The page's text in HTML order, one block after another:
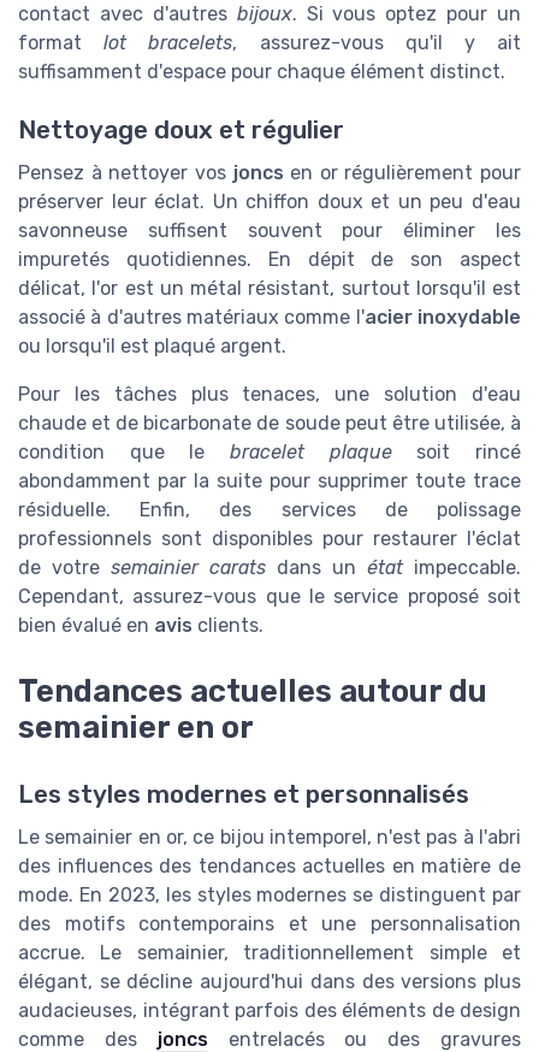
contact avec d'autres bijoux. Si vous optez pour un
formatlot bracelets, assurez-vous qu'il y ait
suffisamment d'espace pour chaque élément distinct.
Nettoyage doux et régulier
Pensez à nettoyer vos joncs en or régulièrement pour
préserver leur éclat. Un chiffon doux et un peu d'eau
savonneuse suffisent souvent pour éliminer les
impuretés quotidiennes. En dépit de son aspect
délicat, l'or est un métal résistant, surtout lorsqu'il est
associé à d'autres matériaux comme l'acier inoxydable
ou lorsqu'il est plaqué argent.
Pour les tâches plus tenaces, une solution d'eau
chaude et de bicarbonate de soude peut être utilisée, à
condition que le bracelet plaquesoit rincé
abondamment par la suite pour supprimer toute trace
résiduelle. Enfin, des services de polissage
professionnels sont disponibles pour restaurer l'éclat
de votre semainier carats dans un étatimpeccable.
Cependant, assurez-vous que le service proposé soit
bien évalué en avis clients.
Tendances actuelles autour du
semainier en or
Les styles modernes et personnalisés
Le semainier en or, ce bijou intemporel, n'est pas à l'abri
des influences des tendances actuelles en matière de
mode. En 2023, les styles modernes se distinguent par
des motifs contemporains et une personnalisation
accrue. Le semainier, traditionnellement simple et
élégant, se décline aujourd'hui dans des versions plus
audacieuses, intégrant parfois des éléments de design
comme des joncsentrelacés ou des gravures